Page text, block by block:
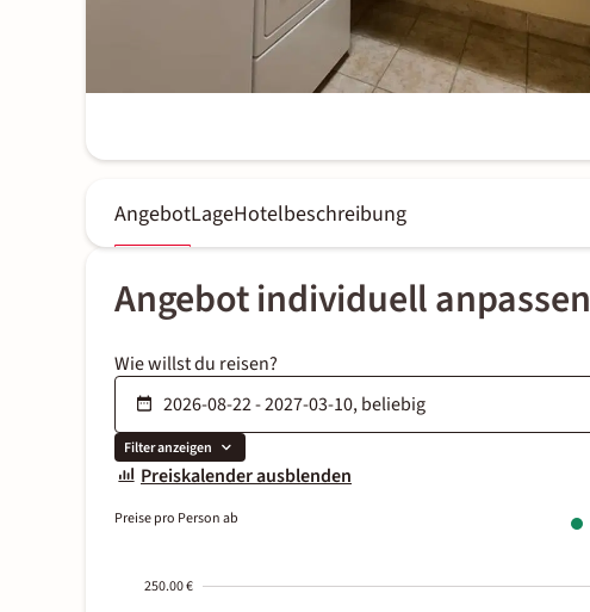
AngebotLageHotelbeschreibung
Angebot individuell anpassen
Wie willst du reisen?
Filter anzeigen
Preiskalender ausblenden
Preise pro Person ab
250.00 €